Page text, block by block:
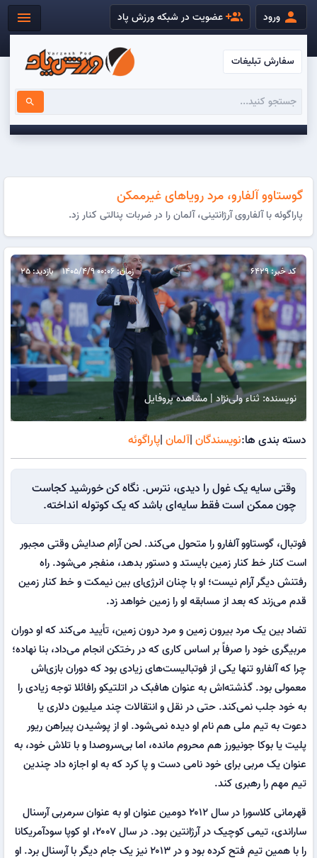
person ورود group_add عضویت در شبکه ورزش پاد menu
سفارش تبلیغات
search
گوستاوو آلفارو، مرد رویاهای غیرممکن
پاراگوئه با آلفاروی آرژانتینی، آلمان را در ضربات پنالتی کنار زد.
کد خبر: 6429 زمان: 00:06 1405/4/9 بازدید: 25
نویسنده: ثناء ولی‌نژاد | مشاهده پروفایل
دسته بندی ها:نویسندگان |آلمان |پاراگوئه
وقتی سایه یک غول را دیدی، نترس. نگاه کن خورشید کجاست
چون ممکن است فقط سایه‌ای باشد که یک کوتوله انداخته.
فوتبال، گوستاوو آلفارو را متحول می‌کند. لحن آرام صدایش وقتی مجبور
است کنار خط کنار زمین بایستد و دستور بدهد، منفجر می‌شود. راه
رفتنش دیگر آرام نیست؛ او با چنان انرژی‌ای بین نیمکت و خط کنار زمین
قدم می‌زند که بعد از مسابقه او را زمین خواهد زد.
تضاد بین یک مرد بیرون زمین و مرد درون زمین، تأیید می‌کند که او دوران
مربیگری خود را صرفاً بر اساس کاری که در رختکن انجام می‌داد، بنا نهاده؛
چرا که آلفارو تنها یکی از فوتبالیست‌های زیادی بود که دوران بازی‌اش
معمولی بود. گذشته‌اش به عنوان هافبک در اتلتیکو رافائلا توجه زیادی را
به خود جلب نمی‌کند. حتی در نقل و انتقالات چند میلیون دلاری یا
دعوت به تیم ملی هم نام او دیده نمی‌شود. او از پوشیدن پیراهن ریور
پلیت یا بوکا جونیورز هم محروم مانده، اما بی‌سروصدا و با تلاش خود، به
عنوان یک مربی برای خود نامی دست و پا کرد که به او اجازه داد چندین
تیم مهم را رهبری کند.
قهرمانی کلاسورا در سال ۲۰۱۲ دومین عنوان او به عنوان سرمربی آرسنال
ساراندی، تیمی کوچیک در آرژانتین بود. در سال ۲۰۰۷، او کوپا سودآمریکانا
را با همین تیم فتح کرده بود و در ۲۰۱۳ نیز یک جام دیگر با آرسنال برد. او